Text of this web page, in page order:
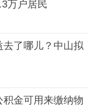
万户居民
去了哪儿？中山拟
积金可用来缴纳物